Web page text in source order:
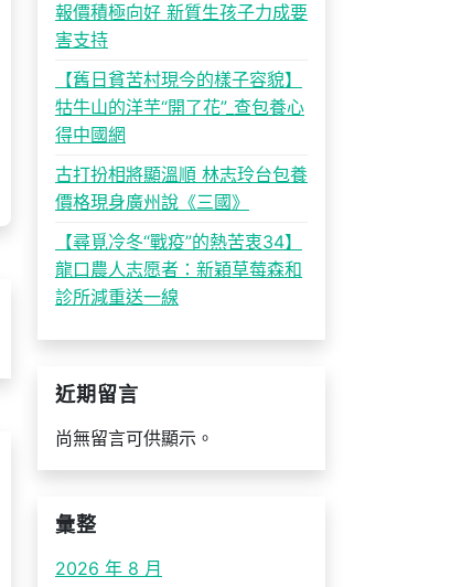
報價積極向好 新質生孩子力成要
害支持
【舊日貧苦村現今的樣子容貌】
牯牛山的洋芋“開了花”_查包養心
得中國網
古打扮相將顯溫順 林志玲台包養
價格現身廣州說《三國》
【尋覓冷冬“戰疫”的熱苦衷34】
龍口農人志愿者：新穎草莓森和
診所減重送一線
近期留言
尚無留言可供顯示。
彙整
2026 年 8 月